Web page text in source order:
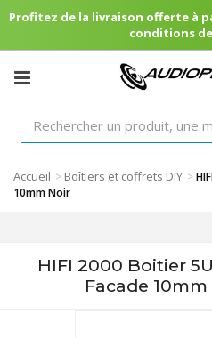
Profitez de la livraison offerte à
conditions
Accueil > Boîtiers et coffrets DIY >
10mm Noir
HIFI 2000 Boitier
Facade